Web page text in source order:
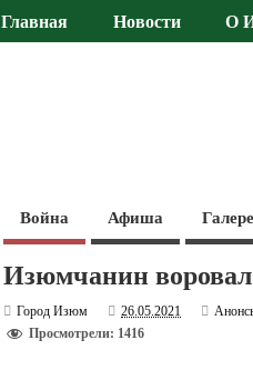
Главная Новости О
Война Афиша
Изюмчанин
Город Изюм 26.05.2021
Просмотрели: 1416